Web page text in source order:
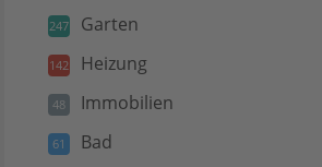
247 Garten
142 Heizung
48 Immobilien
61 Bad